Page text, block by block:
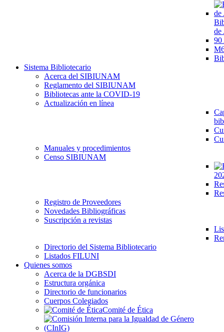
de
90
Sistema Bibliotecario
Acerca del SIBIUNAM
Reglamento del SIBIUNAM
Bibliotecas ante la COVID-19
Actualización en línea
Manuales y procedimientos
Censo SIBIUNAM
Registro de Proveedores
Novedades Bibliográficas
Suscripción a revistas
Directorio del Sistema Bibliotecario
Listados FILUNI
Quienes somos
Acerca de la DGBSDI
Estructura orgánica
Directorio de funcionarios
Cuerpos Colegiados
Comité de Ética